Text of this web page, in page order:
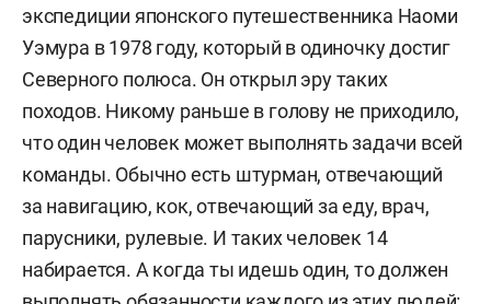
экспедиции японского путешественника Наоми
Уэмура в 1978 году, который в одиночку достиг
Северного полюса. Он открыл эру таких
походов. Никому раньше в голову не приходило,
что один человек может выполнять задачи всей
команды. Обычно есть штурман, отвечающий
за навигацию, кок, отвечающий за еду, врач,
парусники, рулевые. И таких человек 14
набирается. А когда ты идешь один, то должен